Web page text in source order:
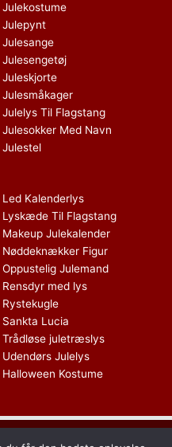
Julekostume
Julepynt
Julesange
Julesengetøj
Juleskjorte
Julesmåkager
Julelys Til Flagstang
Julesokker Med Navn
Julestel
Led Kalenderlys
Lyskæde Til Flagstang
Makeup Julekalender
Nøddeknækker Figur
Oppustelig Julemand
Rensdyr med lys
Rystekugle
Sankta Lucia
Trådløse juletræslys
Udendørs Julelys
Halloween Kostume